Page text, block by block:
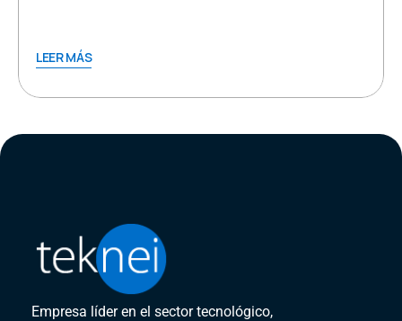
LEER MÁS
Empresa líder en el sector tecnológico,